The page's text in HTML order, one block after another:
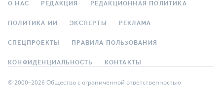
О НАС РЕДАКЦИЯ РЕДАКЦИОННАЯ ПОЛИТИКА
ПОЛИТИКА ИИ ЭКСПЕРТЫ РЕКЛАМА
СПЕЦПРОЕКТЫ ПРАВИЛА ПОЛЬЗОВАНИЯ
КОНФИДЕНЦИАЛЬНОСТЬ КОНТАКТЫ
© 2000–2026 Общество с ограниченной ответственностью